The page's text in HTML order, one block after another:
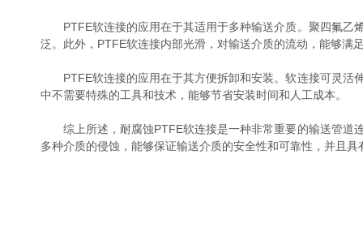
PTFE软连接的应用在于其适用于多种输送介质。聚四氟乙
泛。此外，PTFE软连接内部光滑，对输送介质的流动，能够满
PTFE软连接的应用在于其方便拆卸和安装。软连接可灵活
中不需要特殊的工具和技术，能够节省安装时间和人工成本。
综上所述，耐腐蚀PTFE软连接是一种非常重要的输送管道
多种介质的侵蚀，能够保证输送介质的安全性和可靠性，并且